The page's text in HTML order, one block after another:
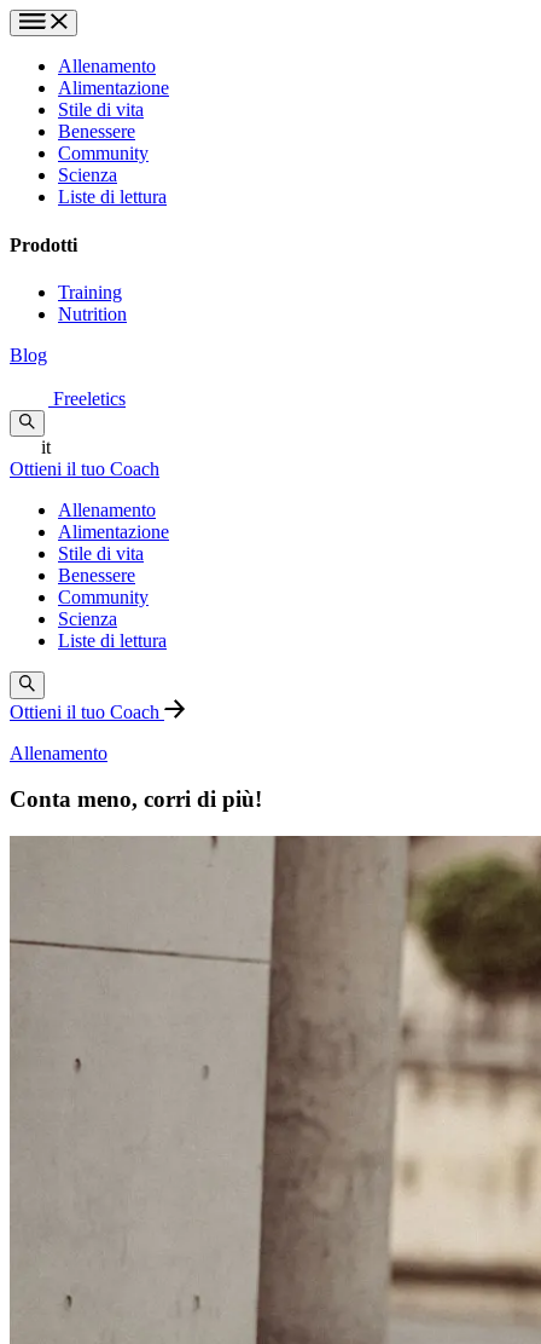
Allenamento
Alimentazione
Stile di vita
Benessere
Community
Scienza
Liste di lettura
Prodotti
Training
Nutrition
Blog
Freeletics
it
Ottieni il tuo Coach
Allenamento
Alimentazione
Stile di vita
Benessere
Community
Scienza
Liste di lettura
Ottieni il tuo Coach
Allenamento
Conta meno, corri di più!